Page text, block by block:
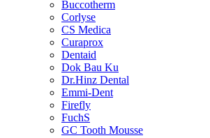
Buccotherm
Corlyse
CS Medica
Curaprox
Dentaid
Dok Bau Ku
Dr.Hinz Dental
Emmi-Dent
Firefly
FuchS
GC Tooth Mousse